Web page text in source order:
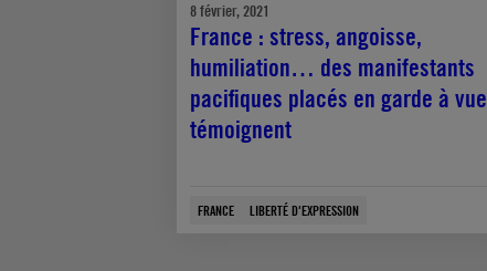
8 février, 2021
France : stress, angoisse,
humiliation… des manifestants
pacifiques placés en garde à vue
témoignent
FRANCE LIBERTÉ D'EXPRESSION